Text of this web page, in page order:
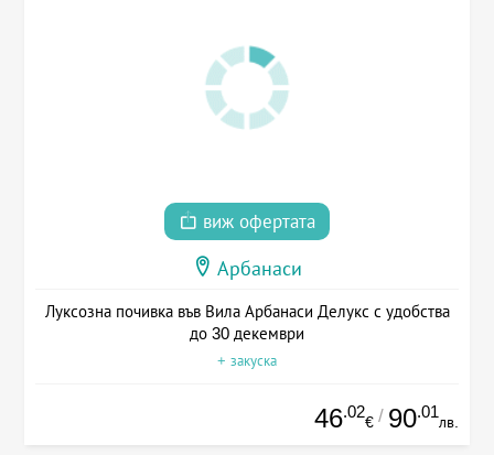
виж офертата
Арбанаси
Луксозна почивка във Вила Арбанаси Делукс с удобства
до 30 декември
+ закуска
46.02
€ / 90.01
лв.